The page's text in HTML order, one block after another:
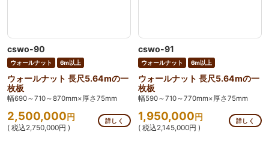
cswo-90
ウォールナット 6m以上
ウォールナット 長尺5.64mの一
枚板
幅690～710～870mm×厚さ75mm
2,500,000円
( 税込2,750,000円 )
詳しく
cswo-91
ウォールナット 6m以上
ウォールナット 長尺5.64mの一
枚板
幅590～710～770mm×厚さ75mm
1,950,000円
( 税込2,145,000円 )
詳しく